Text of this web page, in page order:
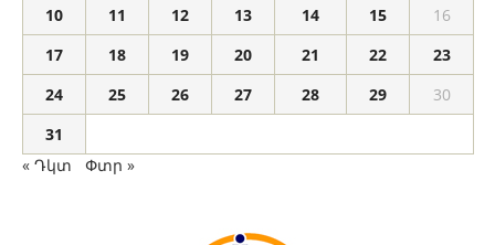
10
11 12 13 14 15
16
17
18 19 20 21 22
23
24
25 26 27 28 29
30
31
« Դկտ
Փտր »